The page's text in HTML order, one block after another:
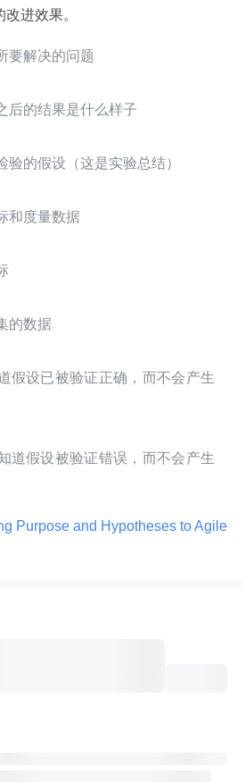
进效果。
要解决的问题
后的结果是什么样子
验的假设（这是实验总结）
和度量数据
的数据
假设已被验证正确，而不会产生
道假设被验证错误，而不会产生
Purpose and Hypotheses to Agile